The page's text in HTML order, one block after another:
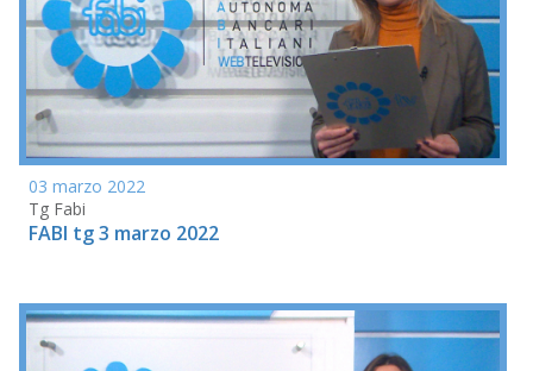
03 marzo 2022
Tg Fabi
FABI tg 3 marzo 2022